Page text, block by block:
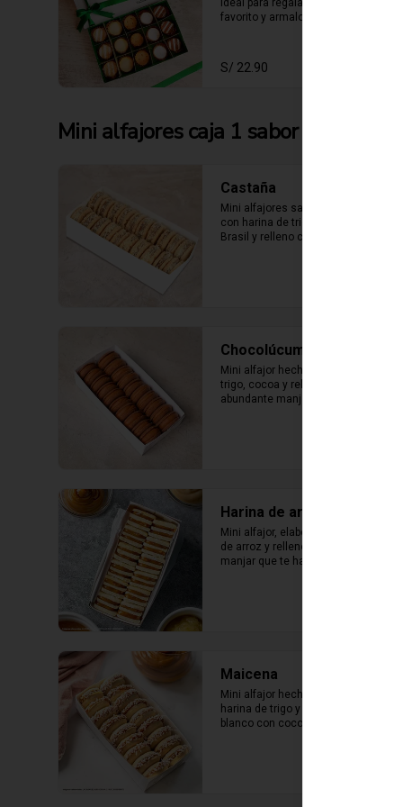
ideal para regalar, escoge tu sabor
favorito y armalo como mas te
S/ 22.90
Mini alfajores caja 1 sabor
Castaña
Mini alfajores sabor castaña hecho
con harina de trigo, nueces del
Brasil y relleno con manjar blanco
Chocolúcuma
Mini alfajor hecho con harina de
trigo, cocoa y relleno con
abundante manjarblanco de
Harina de arroz
Mini alfajor, elaborado con harina
de arroz y relleno abundante
manjar que te hará saborear cada
Maicena
Mini alfajor hecho con maicena,
harina de trigo y relleno de manjar
blanco con coco rallado alrededor.